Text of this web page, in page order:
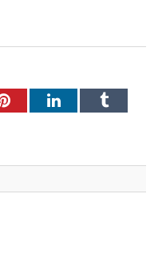
PinterestLinkedInTumblr